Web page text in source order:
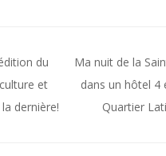
du
et
dernière!
Ma nuit de la
dans un hôtel 4
Quartier